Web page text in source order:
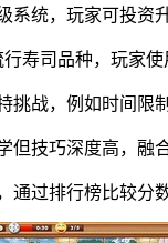
系统，玩家可投资
寿司品种，玩家
挑战，例如时间限
但技巧深度高，融
通过排行榜比较分